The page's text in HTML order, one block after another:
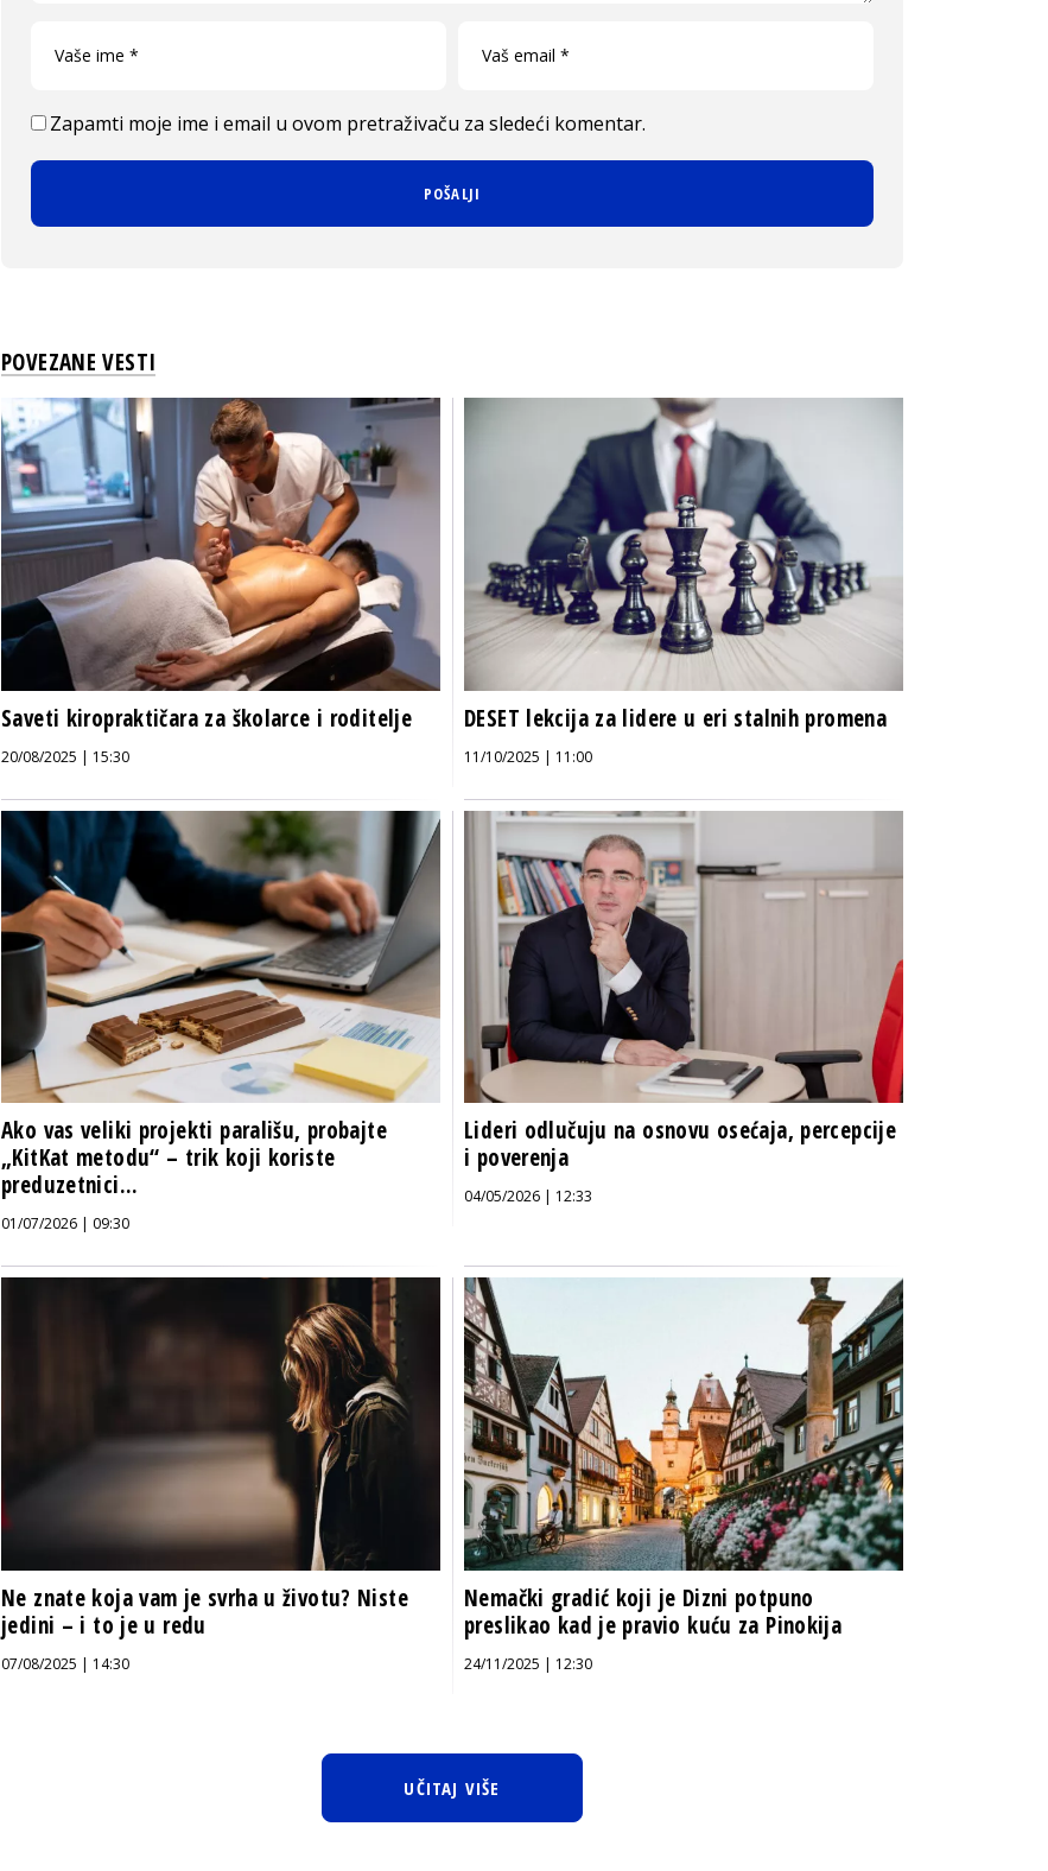
Zapamti moje ime i email u ovom pretraživaču za sledeći komentar.
POVEZANE VESTI
Saveti kiropraktičara za školarce i roditelje
20/08/2025 | 15:30
DESET lekcija za lidere u eri stalnih promena
11/10/2025 | 11:00
Ako vas veliki projekti parališu, probajte
„KitKat metodu“ – trik koji koriste
preduzetnici...
01/07/2026 | 09:30
Lideri odlučuju na osnovu osećaja, percepcije
i poverenja
04/05/2026 | 12:33
Ne znate koja vam je svrha u životu? Niste
jedini – i to je u redu
07/08/2025 | 14:30
Nemački gradić koji je Dizni potpuno
preslikao kad je pravio kuću za Pinokija
24/11/2025 | 12:30
UČITAJ VIŠE